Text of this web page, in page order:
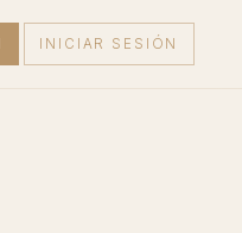
INICIAR SESIÓN